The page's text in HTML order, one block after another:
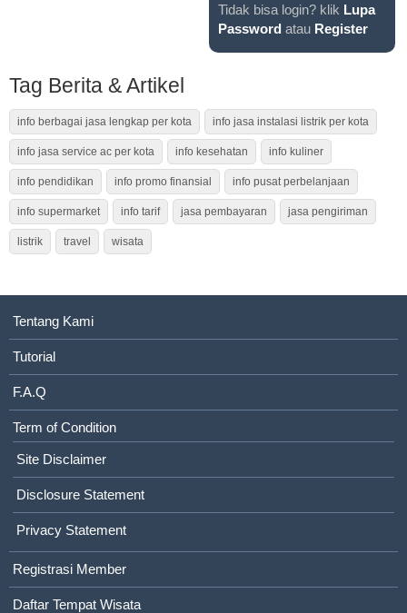
Tidak bisa login? klik Lupa
Password atau Register
Tag Berita & Artikel
info berbagai jasa lengkap per kota info jasa instalasi listrik per kota
info jasa service ac per kota info kesehatan info kuliner
info pendidikan info promo finansial info pusat perbelanjaan
info supermarket info tarif jasa pembayaran jasa pengiriman
listrik travel wisata
Tentang Kami
Tutorial
F.A.Q
Term of Condition
Site Disclaimer
Disclosure Statement
Privacy Statement
Registrasi Member
Daftar Tempat Wisata